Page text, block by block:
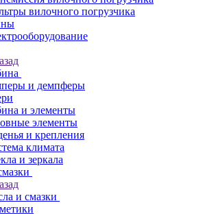
вилочного погрузчика
и демпферы
и элементы
элементы
и крепления
климата
и зеркала
и смазки